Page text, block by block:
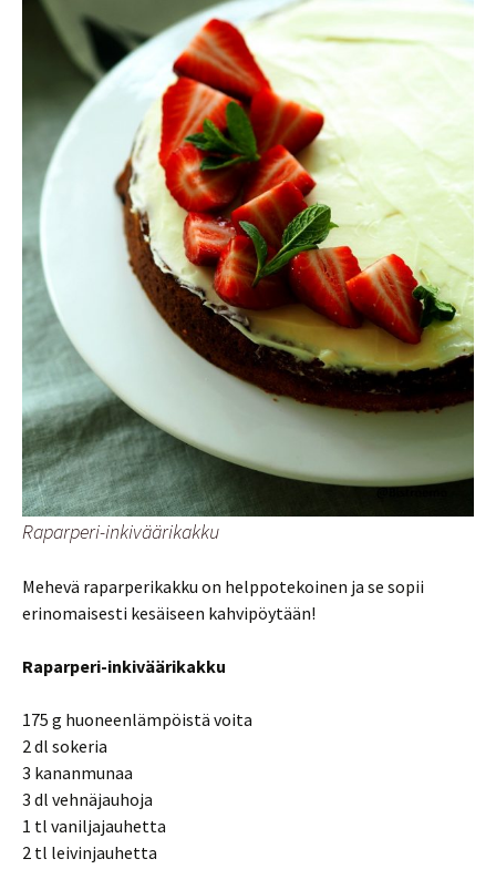
Raparperi-inkiväärikakku
Mehevä raparperikakku on helppotekoinen ja se sopii
erinomaisesti kesäiseen kahvipöytään!
Raparperi-inkiväärikakku
175 g huoneenlämpöistä voita
2 dl sokeria
3 kananmunaa
3 dl vehnäjauhoja
1 tl vaniljajauhetta
2 tl leivinjauhetta